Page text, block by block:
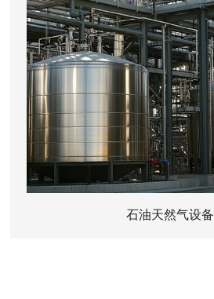
石油天然气设备